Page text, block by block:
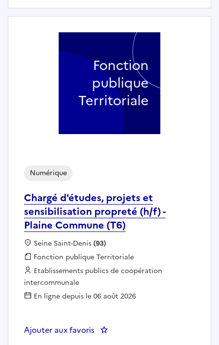
Chargé d'études, projets et
sensibilisation propreté (h/f) -
Plaine Commune (T6)
Numérique
Localisation :
Seine Saint-Denis(93)
Fonction publique :
Fonction publique Territoriale
Employeur :
Etablissements publics de coopération
intercommunale
En ligne depuis le 06 août 2026
Ajouter aux favoris : Chargé d'études, projets et
Fonction
publique
Territoriale